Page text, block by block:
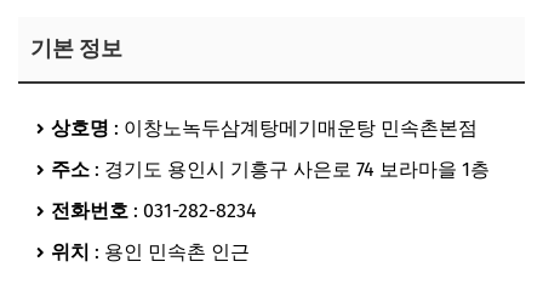
기본 정보
상호명 : 이창노녹두삼계탕메기매운탕 민속촌본점
주소 : 경기도 용인시 기흥구 사은로 74 보라마을 1층
전화번호 : 031-282-8234
위치 : 용인 민속촌 인근